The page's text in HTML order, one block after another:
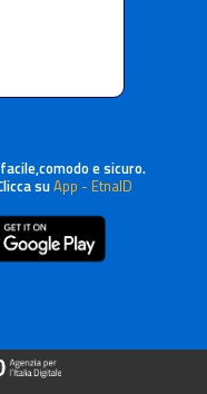
e sicuro.
suApp - EtnaID